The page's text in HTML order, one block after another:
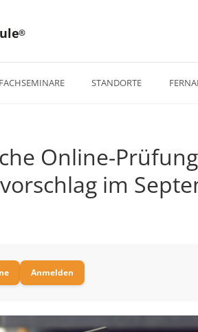
FACHSEMINARE STANDORTE
Online-
im
Anmelden